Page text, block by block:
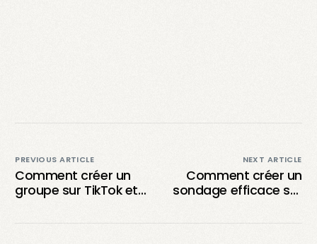
PREVIOUS ARTICLE
Comment créer un
groupe sur TikTok et
chat de groupe ?
NEXT ARTICLE
Comment créer un
sondage efficace sur
votre engagement ?